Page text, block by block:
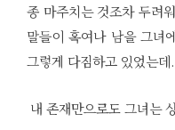
종 마주치는 것조차 두려
말들이 혹여나 남을 그녀
그렇게 다짐하고 있었는데
내 존재만으로도 그녀는